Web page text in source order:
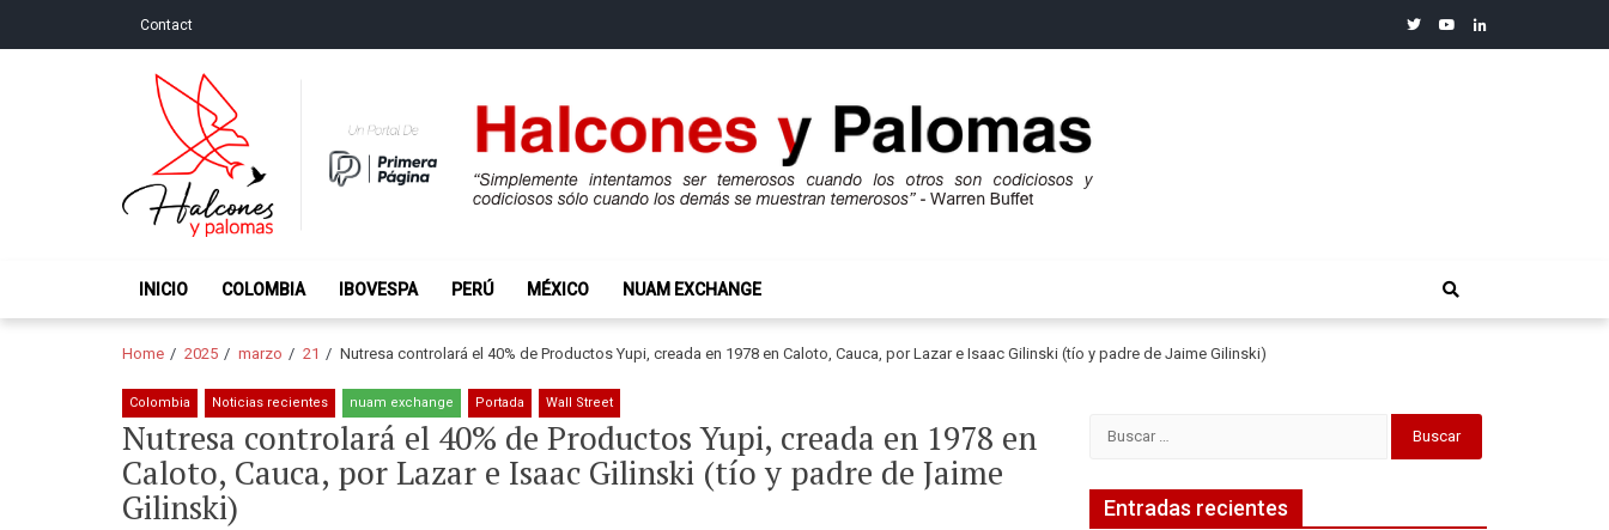
Contact twitteryoutubelinkedin
Halcones y Palomas
INICIO COLOMBIA IBOVESPA PERÚ MÉXICO NUAM EXCHANGE
Home 2025 marzo 21 Nutresa controlará el 40% de Productos Yupi, creada en 1978 en Caloto, Cauca, por Lazar e Isaac Gilinski (tío y padre de Jaime Gilinski)
Colombia Noticias recientes nuam exchange Portada Wall Street
Nutresa controlará el 40% de Productos Yupi, creada en 1978 en
Caloto, Cauca, por Lazar e Isaac Gilinski (tío y padre de Jaime
Gilinski)
Entradas recientes